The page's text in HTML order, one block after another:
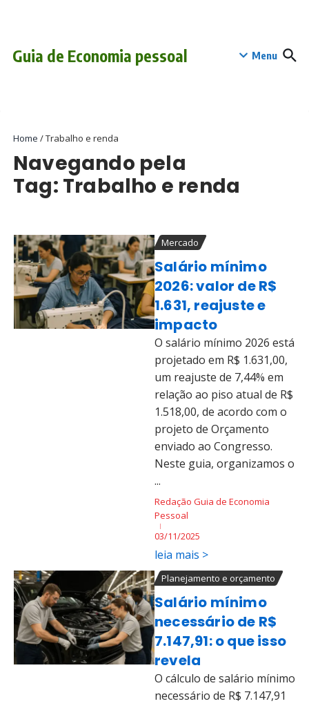
Guia de Economia pessoal Menu
Home /Trabalho e renda
Navegando pela
Tag: Trabalho e renda
Mercado
Salário mínimo
2026: valor de R$
1.631, reajuste e
impacto
O salário mínimo 2026 está
projetado em R$ 1.631,00,
um reajuste de 7,44% em
relação ao piso atual de R$
1.518,00, de acordo com o
projeto de Orçamento
enviado ao Congresso.
Neste guia, organizamos o
...
Redação Guia de Economia
Pessoal
03/11/2025
leia mais >
Planejamento e orçamento
Salário mínimo
necessário de R$
7.147,91: o que isso
revela
O cálculo de salário mínimo
necessário de R$ 7.147,91